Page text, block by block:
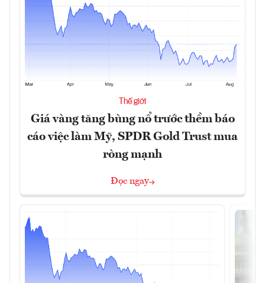
Thế giới
Giá vàng tăng bùng nổ trước thềm báo
cáo việc làm Mỹ, SPDR Gold Trust mua
ròng mạnh
Đọc ngay